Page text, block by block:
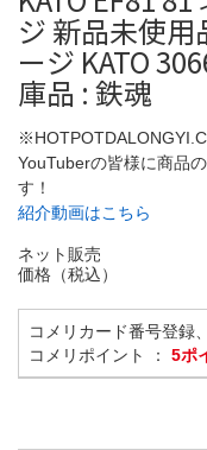
ジ 新品未使用
ージ KATO
庫品 : 鉄魂
YouTuberの皆様に商品
す！
紹介動画はこちら
ネット販売
価格（税込）
コメリカード番号登録
コメリポイント ： 5ポ